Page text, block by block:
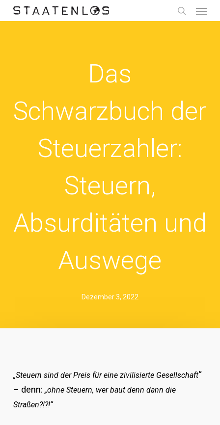
Skip
to
search
Das
Schwarzbuch der
Steuerzahler:
Steuern,
Absurditäten und
Auswege
Dezember 3, 2022
„Steuern sind der Preis für eine zivilisierte Gesellschaft“
– denn: „ohne Steuern, wer baut denn dann die
Straßen?!?!“